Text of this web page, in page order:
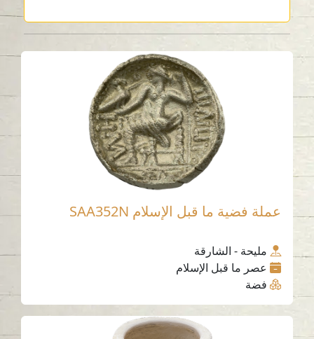
عملة فضية ما قبل الإسلام SAA352N
مليحة - الشارقة
عصر ما قبل الإسلام
فضة